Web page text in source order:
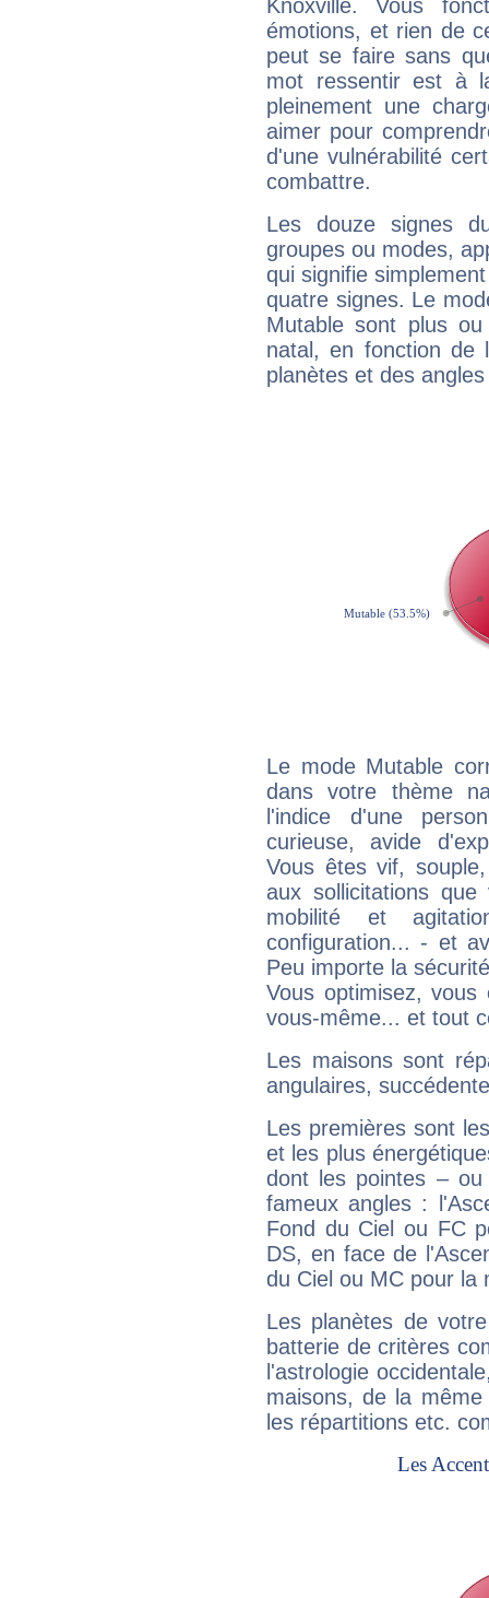
Knoxville. Vous
émotions, et rien de
peut se faire sans
mot ressentir est à
pleinement une
aimer pour
d'une vulnérabilité
combattre.
Les douze signes
groupes ou modes,
qui signifie
quatre signes. Le
Mutable sont plus
natal, en fonction de
planètes et des
Le mode Mutable
dans votre thème
l'indice d'une
curieuse, avide
Vous êtes vif,
aux sollicitations
mobilité et
configuration... - et
Peu importe la
Vous optimisez, vous
vous-même... et tout
Les maisons sont
angulaires,
Les premières sont
et les plus
dont les pointes –
fameux angles :
Fond du Ciel ou FC
DS, en face de
du Ciel ou MC pour la
Les planètes de
batterie de critères
l'astrologie
maisons, de la
les répartitions etc.